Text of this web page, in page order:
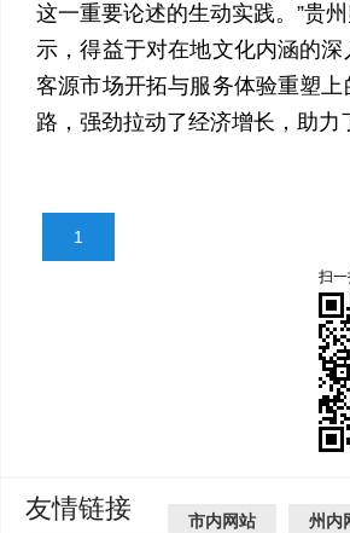
这一重要论述的生动实践。”贵
示，得益于对在地文化内涵的
客源市场开拓与服务体验重塑
路，强劲拉动了经济增长，助力
1
扫
友情链接 市内网站 州内